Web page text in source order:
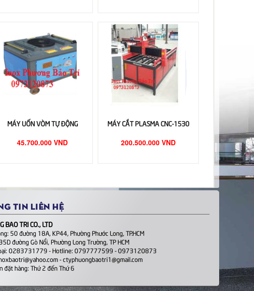
MÁY UỐN VÒM TỰ ĐỘNG
45.700.000 VND
MÁY CẮT PLASMA CNC-1530
200.500.000 VND
TIN LIÊN HỆ
BAO TRI CO., LTD
50 đường 18A, KP44, Phường Phước Long, TP.HCM
đường Gò Nổi, Phường Long Trường, TP HCM
0283731779 - Hotline: 0797777599 - 0973120873
- ctyphuongbaotri1@gmail.com
đặt hàng: Thứ 2 đến Thứ 6